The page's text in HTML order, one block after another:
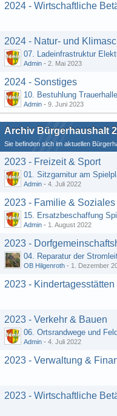
2024 - Wirtschaftliche
2024 - Natur- und
Admin - 2. Mai 2023
2024 - Sonstiges
10. Bestuhlung
Admin - 9. Juni 2023
Archiv Bürgerhaushalt
Sie befinden sich im aktuellen
2023 - Freizeit & Sport
01. Sitzgarnitur am
Admin - 4. Juli 2022
2023 - Familie & Soziales
15. Ersatzbeschaffung
Admin - 1. August 2022
2023 -
04. Reparatur der
OB Hilgenroth - 1. Dezember
2023 - Kindertagesstätten
2023 - Verkehr & Bauen
06. Ortsrandwege und
Admin - 4. Juli 2022
2023 - Verwaltung &
2023 - Wirtschaftliche